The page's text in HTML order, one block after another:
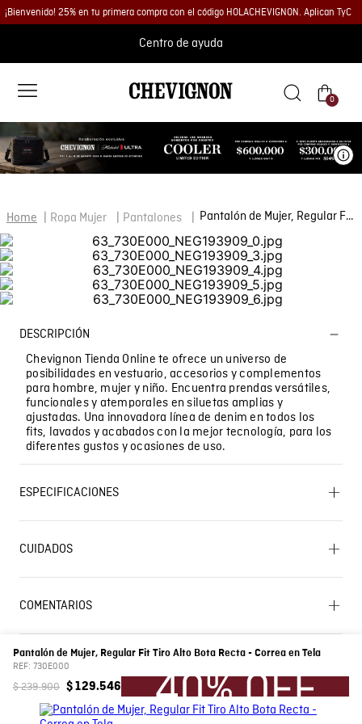
¡Bienvenido! 25% en tu primera compra con el código HOLACHEVIGNON. Aplican TyC
Centro de ayuda
0
Ropa Mujer Pantalones Pantalón de Mujer, Regular Fit Tiro Alto Bota Recta - Correa en Tela
Pantalón de Mujer, Regular Fit Tiro Alto Bota Recta - Correa en Tela
REF: 730E000
$239.900 $ 129.546
DESCRIPCIÓN
Chevignon Tienda Online te ofrece un universo de
posibilidades en vestuario, accesorios y complementos
para hombre, mujer y niño. Encuentra prendas versátiles,
funcionales y atemporales en siluetas amplias y
ajustadas. Una innovadora línea de denim en todos los
fits, lavados y acabados con la mejor tecnología, para los
diferentes gustos y ocasiones de uso.
ESPECIFICACIONES
TEXTIL PROFESIONAL: Limpieza en seco profesional
con tetracloroetileno y todos los solventes
OTROS: No remojar. OTROS: No retorcer ni exprimir.
OTROS: Planchar solo por el revés. CUIDADO TEXTIL
en máquina. LAVADO: Lavar a mano. Temperatura
máxima 40 ºC. PLANCHADO: No planchar.
BLANQUEADO: No usar blanqueador. CUIDADO TEXTIL
Proceso moderado. OTROS: Usar un paño para
planchar. PLANCHADO: Planchar a una temperatura
máxima de la base de 110 ºC, sin vapor. Planchar con
CUIDADOS
COMENTARIOS
Cargando el resumen…
Por favor, inicia sesión para escribir un comentario.
Más reciente Todos